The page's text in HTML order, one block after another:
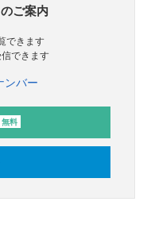
のご案内
できます
できます
ンバー
無料